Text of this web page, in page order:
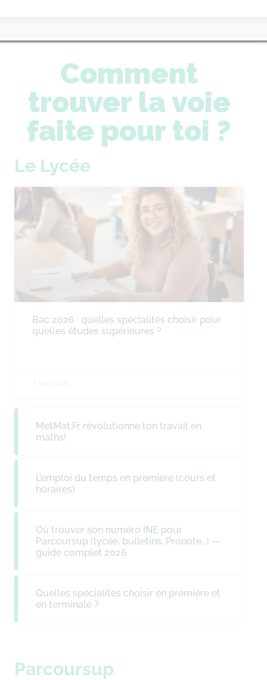
Comment
trouver la voie
faite pour toi ?
Le Lycée
Bac 2026 : quelles spécialités choisir pour
quelles études supérieures ?
MetMat.Fr révolutionne ton travail en
maths!
L’emploi du temps en première (cours et
horaires)
Où trouver son numéro INE pour
Parcoursup (lycée, bulletins, Pronote…) —
guide complet 2026
Quelles spécialités choisir en première et
en terminale ?
Parcoursup